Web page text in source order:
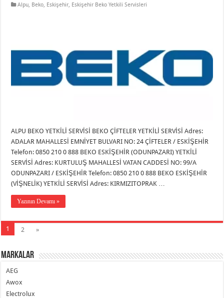
Alpu, Beko, Eskişehir, Eskişehir Beko Yetkili Servisleri
ALPU BEKO YETKİLİ SERVİSİ BEKO ÇİFTELER YETKİLİ SERVİSİ Adres:
ADALAR MAHALLESİ EMNİYET BULVARI NO: 24 ÇİFTELER / ESKİŞEHİR
Telefon: 0850 210 0 888 BEKO ESKİŞEHİR (ODUNPAZARI) YETKİLİ
SERVİSİ Adres: KURTULUŞ MAHALLESİ VATAN CADDESİ NO: 99/A
ODUNPAZARI / ESKİŞEHİR Telefon: 0850 210 0 888 BEKO ESKİŞEHİR
(VİŞNELİK) YETKİLİ SERVİSİ Adres: KIRMIZITOPRAK …
Yazının Devamı »
1 2 »
Markalar
AEG
Awox
Electrolux